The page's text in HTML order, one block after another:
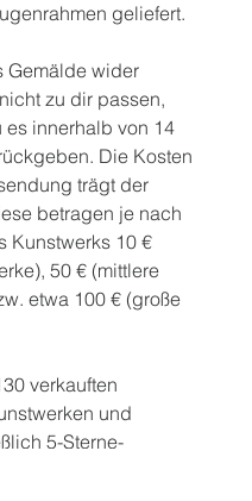
geliefert.
Gemälde wider
zu dir passen,
es innerhalb von 14
Die Kosten
trägt der
betragen je nach
Kunstwerks 10 €
50 € (mittlere
etwa 100 € (große
verkauften
und
5-Sterne-